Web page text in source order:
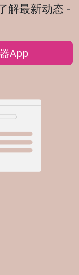
解最新动态 -
App